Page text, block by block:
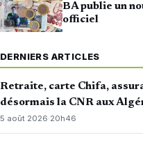
BA publie un
officiel
DERNIERS ARTICLES
Retraite, carte Chifa,
désormais la CNR aux
5 août 2026·20h46